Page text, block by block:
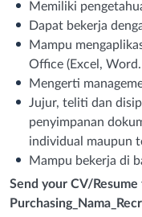
Memiliki
Dapat bekerja
Mampu
Office (Excel,
Mengerti
Jujur, teliti dan
penyimpanan
individual maupun
Mampu bekerja di
Send your CV/